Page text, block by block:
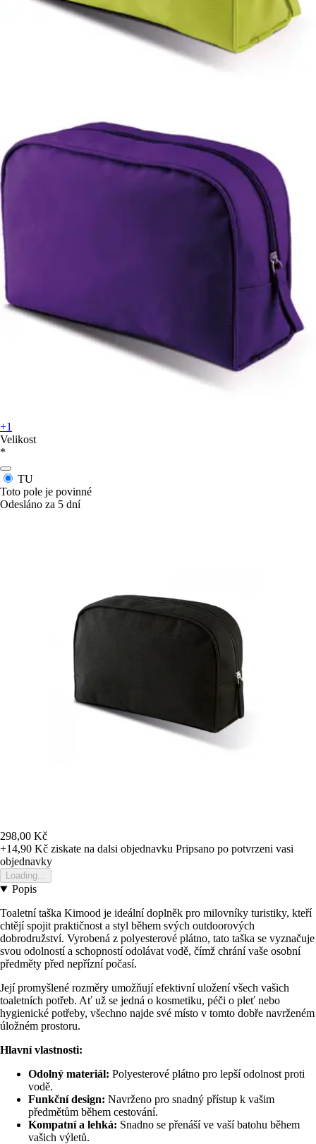
+1
Velikost
*
TU
Toto pole je povinné
Odesláno za 5 dní
298,00 Kč
+14,90 Kč ziskate na dalsi objednavku Pripsano po potvrzeni vasi
objednavky
Loading...
Popis
Toaletní taška Kimood je ideální doplněk pro milovníky turistiky, kteří
chtějí spojit praktičnost a styl během svých outdoorových
dobrodružství. Vyrobená z polyesterové plátno, tato taška se vyznačuje
svou odolností a schopností odolávat vodě, čímž chrání vaše osobní
předměty před nepřízní počasí.
Její promyšlené rozměry umožňují efektivní uložení všech vašich
toaletních potřeb. Ať už se jedná o kosmetiku, péči o pleť nebo
hygienické potřeby, všechno najde své místo v tomto dobře navrženém
úložném prostoru.
Hlavní vlastnosti:
Odolný materiál: Polyesterové plátno pro lepší odolnost proti
vodě.
Funkční design: Navrženo pro snadný přístup k vašim
předmětům během cestování.
Kompatní a lehká: Snadno se přenáší ve vaší batohu během
vašich výletů.